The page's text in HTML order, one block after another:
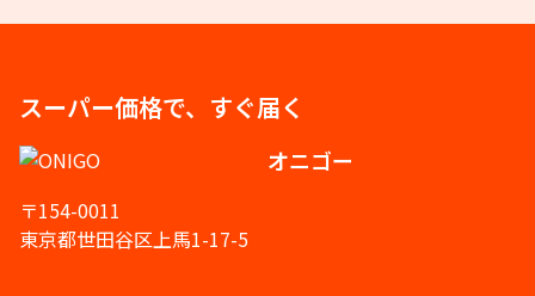
スーパー価格で、すぐ届く
オニゴー
〒154-0011
東京都世田谷区上馬1-17-5